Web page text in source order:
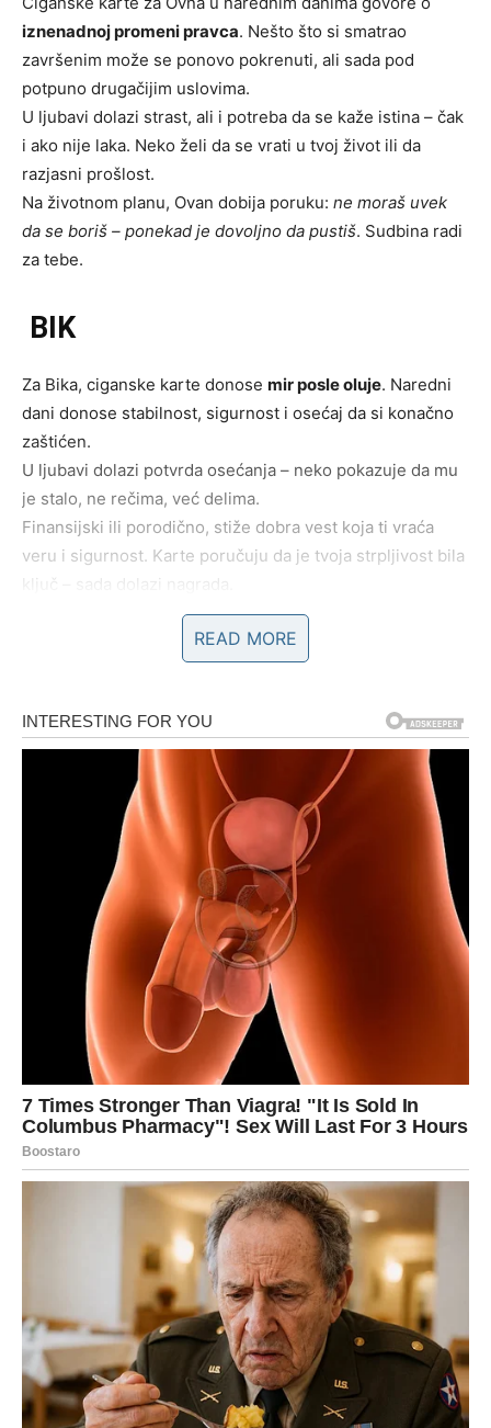
iznenadnoj promeni pravca. Nešto što si smatrao
završenim može se ponovo pokrenuti, ali sada pod
potpuno drugačijim uslovima.
U ljubavi dolazi strast, ali i potreba da se kaže istina – čak
i ako nije laka. Neko želi da se vrati u tvoj život ili da
razjasni prošlost.
Na životnom planu, Ovan dobija poruku: ne moraš uvek
da se boriš – ponekad je dovoljno da pustiš. Sudbina radi
za tebe.
BIK
Za Bika, ciganske karte donose mir posle oluje. Naredni
dani donose stabilnost, sigurnost i osećaj da si konačno
zaštićen.
U ljubavi dolazi potvrda osećanja – neko pokazuje da mu
je stalo, ne rečima, već delima.
Finansijski ili porodično, stiže dobra vest koja ti vraća
veru i sigurnost. Karte poručuju da je tvoja strpljivost bila
ključ – sada dolazi nagrada.
tajnih poruka i važnih razgovora
Ciganske karte govore o informacijama koje dolaze
iznenada i menjaju tvoje razmišljanje.
U ljubavi, prošlost se može javiti kroz poruku ili susret, ali
ovog puta imaš moć izbora.
Ovo su dani u kojima moraš slušati intuiciju, jer ne govore
svi istinu. Sudbina ti daje znakove – obrati pažnju.
Za Raka, ciganske karte otkrivaju
Naredni dani donose toplinu, podršku i osećaj da nisi
U ljubavi dolazi nežnost, razumevanje i bliskost koju si
dugo priželjkivao.
Porodični odnosi se popravljaju, a srce se smiruje. Karte
poručuju da je vreme da prestaneš da nosiš tuđe terete.
Lavovima ciganski horoskop donosipravdu i priznanje
Ono što je bilo skriveno izlazi na videlo, a istina dolazi u
tvoju korist.
U ljubavi dolazi strast, ali i jasno razgraničenje – znaš šta
želiš i šta više ne prihvataš.
READ MORE